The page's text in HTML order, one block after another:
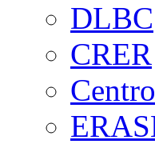
DLBC
CRER